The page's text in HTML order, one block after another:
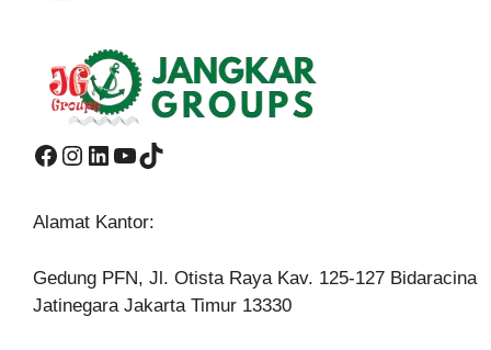
Facebook
Instagram
LinkedIn
YouTube
TikTok
Alamat Kantor:
Gedung PFN, Jl. Otista Raya Kav. 125-127 Bidaracina
Jatinegara Jakarta Timur 13330